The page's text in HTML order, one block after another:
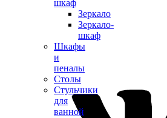
шкаф
Зеркало
Зеркало-
шкаф
Шкафы
и
пеналы
Столы
Стульчики
для
ванной